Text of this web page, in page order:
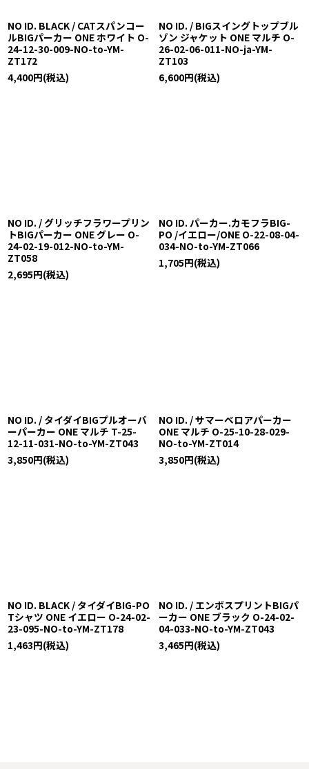
NO ID. BLACK / CATスパンコー
ルBIGパーカー ONE ホワイト O-
24-12-30-009-NO-to-YM-
ZT172
4,400円(税込)
NO ID. / BIGスイングトップブル
ゾン ジャケット ONE マルチ O-
26-02-06-011-NO-ja-YM-
ZT103
6,600円(税込)
NO ID. / グリッチフラワープリン
トBIGパーカー ONE グレー O-
24-02-19-012-NO-to-YM-
ZT058
2,695円(税込)
NO ID. パーカー.カモフラBIG-
PO /イエロー/ONE O-22-08-04-
034-NO-to-YM-ZT066
1,705円(税込)
NO ID. / タイダイBIGプルオーバ
ーパーカー ONE マルチ T-25-
12-11-031-NO-to-YM-ZT043
3,850円(税込)
NO ID. / サマーベロアパーカー
ONE マルチ O-25-10-28-029-
NO-to-YM-ZT014
3,850円(税込)
NO ID. BLACK / タイダイBIG-PO
Tシャツ ONE イエロー O-24-02-
23-095-NO-to-YM-ZT178
1,463円(税込)
NO ID. / エンボスプリントBIGパ
ーカー ONE ブラック O-24-02-
04-033-NO-to-YM-ZT043
3,465円(税込)